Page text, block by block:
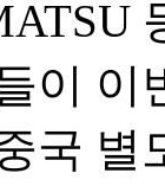
이 이
국 별